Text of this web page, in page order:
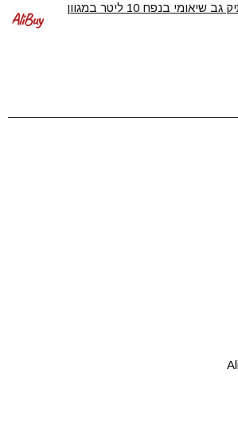
תיק גב שיאומי בנפח 10 ליטר במגוון